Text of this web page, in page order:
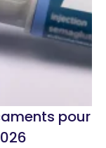
pour